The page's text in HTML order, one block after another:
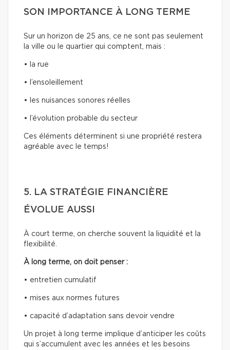
SON IMPORTANCE À LONG TERME
Sur un horizon de 25 ans, ce ne sont pas seulement
la ville ou le quartier qui comptent, mais :
• la rue
• l’ensoleillement
• les nuisances sonores réelles
• l’évolution probable du secteur
Ces éléments déterminent si une propriété restera
agréable avec le temps!
5. LA STRATÉGIE FINANCIÈRE
ÉVOLUE AUSSI
À court terme, on cherche souvent la liquidité et la
flexibilité.
À long terme, on doit penser :
• entretien cumulatif
• mises aux normes futures
• capacité d’adaptation sans devoir vendre
Un projet à long terme implique d’anticiper les coûts
qui s’accumulent avec les années et les besoins